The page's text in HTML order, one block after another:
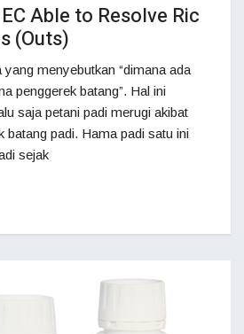
Able to Resolve Ric
(Outs)
menyebutkan “dimana ada
penggerek batang”. Hal ini
saja petani padi merugi akibat
batang padi. Hama padi satu ini
sejak